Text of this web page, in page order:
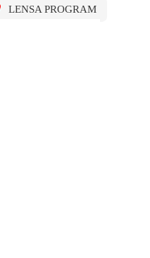
LENSA PROGRAM